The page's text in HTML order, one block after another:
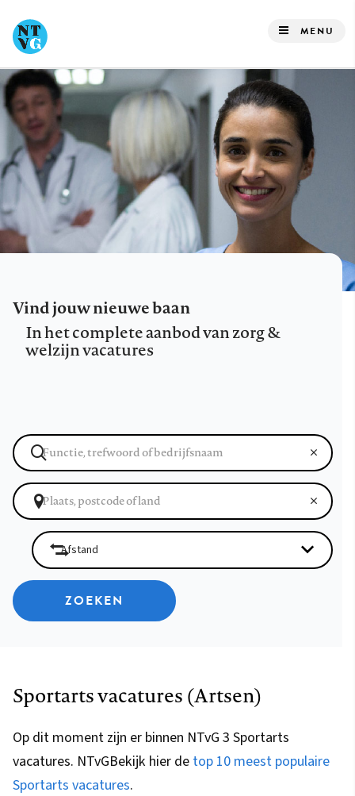
naar
de
inhoud
gaan
MENU
Vind jouw nieuwe baan
In het complete aanbod van zorg &
welzijn vacatures
ZOEKEN
Sportarts vacatures (Artsen)
Op dit moment zijn er binnen NTvG 3 Sportarts
vacatures. NTvGBekijk hier de top 10 meest populaire
Sportarts vacatures.